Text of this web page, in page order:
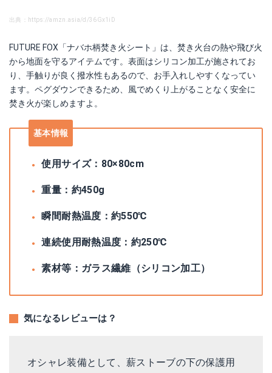
出典：https://amzn.asia/d/36Gx1iD
FUTURE FOX「ナバホ柄焚き火シート」は、焚き火台の熱や飛び火
から地面を守るアイテムです。表面はシリコン加工が施されてお
り、手触りが良く撥水性もあるので、お手入れしやすくなってい
ます。ペグダウンできるため、風でめくり上がることなく安全に
焚き火が楽しめますよ。
基本情報
使用サイズ：80×80cm
重量：約450g
瞬間耐熱温度：約550℃
連続使用耐熱温度：約250℃
素材等：ガラス繊維（シリコン加工）
気になるレビューは？
オシャレ装備として、薪ストーブの下の保護用